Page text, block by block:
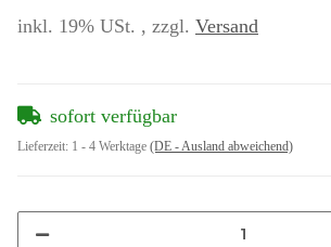
inkl. 19% USt. , zzgl. Versand
sofort verfügbar
Lieferzeit: 1 - 4 Werktage (DE - Ausland abweichend)